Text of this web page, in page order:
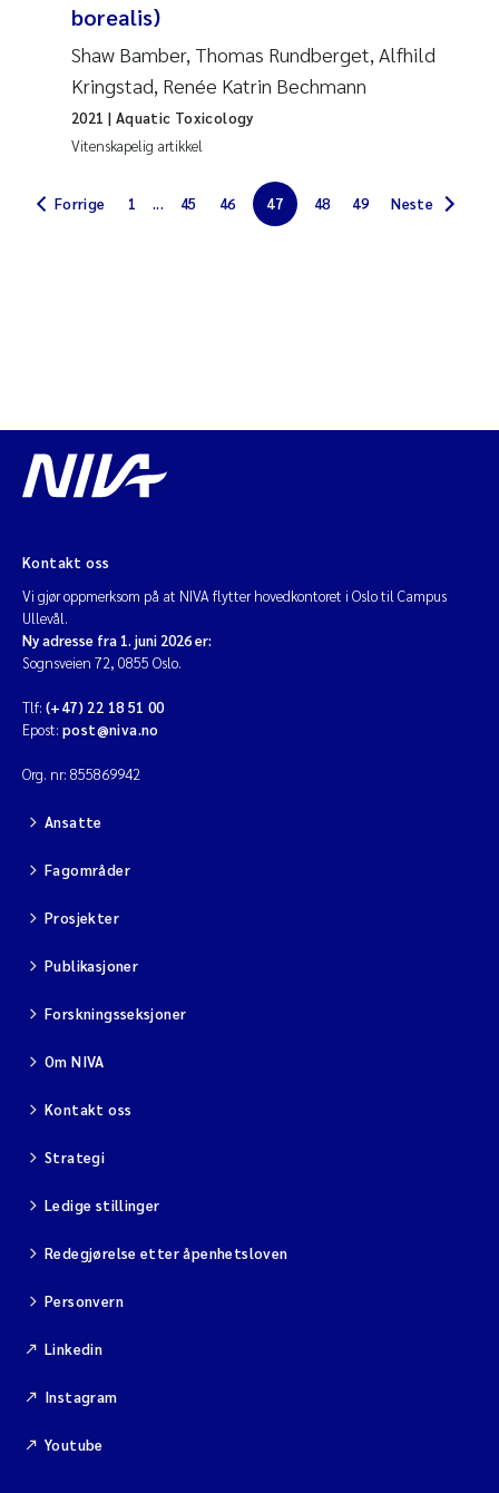
Jarle Håvardstun
James Edward Sample
Rita Næss
Øyvind Tangen Ødegaard
Anders Ruus
Leah Amber Jackson-Blake
Cathrine Brecke Gundersen
Marc Anglès d'Auriac
Anders Gjørwad Hagen
Saskia Trubbach
Andreas Ballot
Malcolm Reid
Katharina Bjarnar Løken
Magnus Dahler Norling
Hans Fredrik V Braaten
Dag Øystein Hjermann
borealis)
Shaw Bamber, Thomas Rundberget, Alfhild
Kringstad, Renée Katrin Bechmann
Vitenskapelig artikkel
2021 | Aquatic Toxicology
Forrige 1 ... 45 46 47 48 49 Neste
Kontakt oss
Vi gjør oppmerksom på at NIVA flytter hovedkontoret i Oslo til Campus
Ullevål.
Ny adresse fra 1. juni 2026 er:
Sognsveien 72, 0855 Oslo.
Tlf: (+47) 22 18 51 00
Epost: post@niva.no
Org. nr: 855869942
Ansatte
Fagområder
Prosjekter
Publikasjoner
Forskningsseksjoner
Om NIVA
Kontakt oss
Strategi
Ledige stillinger
Redegjørelse etter åpenhetsloven
Personvern
Linkedin
Instagram
Youtube